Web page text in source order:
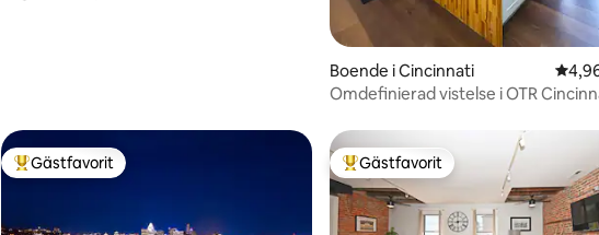
Boende i Cincinnati 4,96
Omdefinierad vistelse i OTR
Populär gästfavorit
Gästfavorit Populär gästfavorit
Gästfavorit